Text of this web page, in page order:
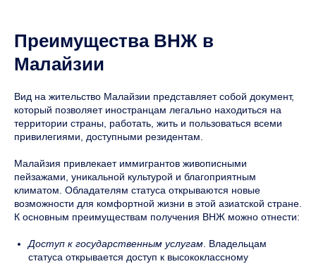
Преимущества ВНЖ в
Малайзии
Вид на жительство Малайзии представляет собой документ,
который позволяет иностранцам легально находиться на
территории страны, работать, жить и пользоваться всеми
привилегиями, доступными резидентам.
Малайзия привлекает иммигрантов живописными
пейзажами, уникальной культурой и благоприятным
климатом. Обладателям статуса открываются новые
возможности для комфортной жизни в этой азиатской стране.
К основным преимуществам получения ВНЖ можно отнести:
Доступ к государственным услугам. Владельцам
статуса открывается доступ к высококлассному